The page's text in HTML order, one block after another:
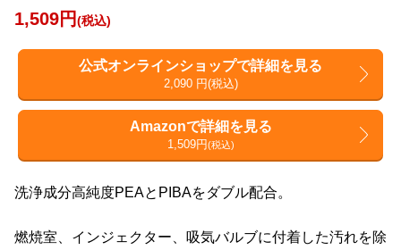
1,509円(税込)
公式オンラインショップで詳細を見る
2,090 円(税込)
Amazonで詳細を見る
1,509円(税込)
洗浄成分高純度PEAとPIBAをダブル配合。
燃焼室、インジェクター、吸気バルブに付着した汚れを除